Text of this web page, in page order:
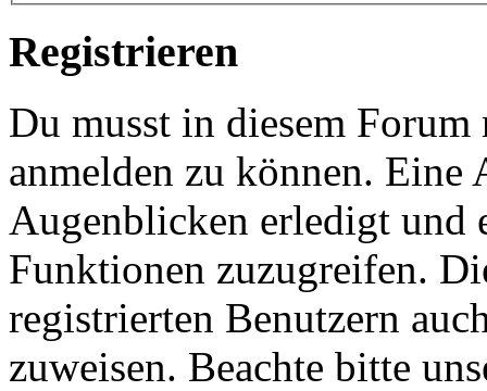
Registrieren
Du musst in diesem
anmelden zu können.
Augenblicken erledigt und
Funktionen zuzugreifen.
registrierten Benutzern
zuweisen. Beachte bitte